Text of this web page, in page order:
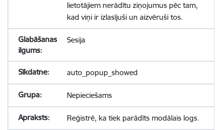
lietotājiem nerādītu ziņojumus pēc tam,
kad viņi ir izlasījuši un aizvēruši tos.
Sesija
auto_popup_showed
Nepieciešams
Reģistrē, ka tiek parādīts modālais logs.